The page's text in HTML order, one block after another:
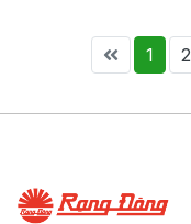
1 2